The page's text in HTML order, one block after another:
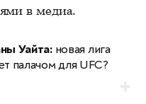
в медиа.
Уайта:новая лига
палачом для UFC?